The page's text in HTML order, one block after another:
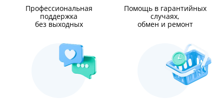
Профессиональная
поддержка
без выходных
Помощь в гарантийных
случаях,
обмен и ремонт